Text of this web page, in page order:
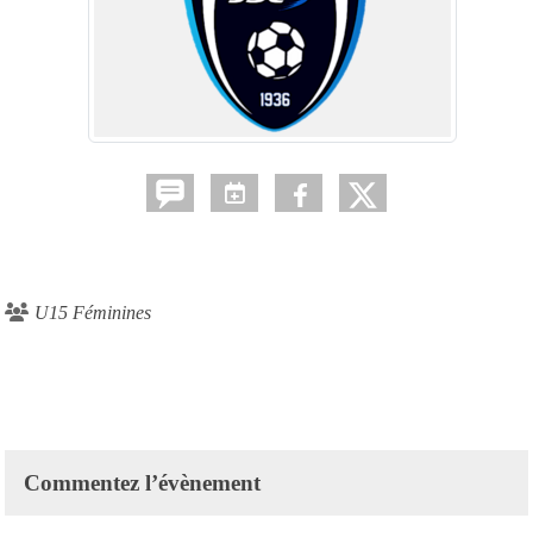
U15 Féminines
Commentez l’évènement